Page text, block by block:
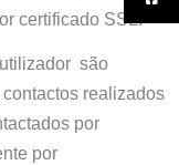
certificado SSL.
são
realizados
por
por